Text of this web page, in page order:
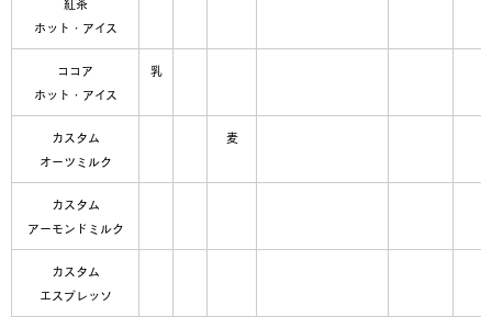
紅茶
ホット・アイス
ココア
ホット・アイス
乳
カスタム
オーツミルク
麦
カスタム
アーモンドミルク
カスタム
エスプレッソ